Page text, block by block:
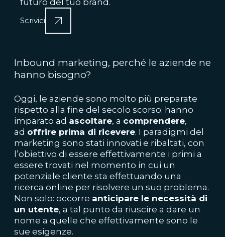
Scrivici
Inbound marketing, perché le aziende ne
hanno bisogno?
Oggi, le aziende sono molto più preparate
rispetto alla fine del secolo scorso: hanno
imparato ad ascoltare, a comprendere,
ad offrire prima di ricevere. I paradigmi del
marketing sono stati innovati e ribaltati, con
l’obiettivo di essere effettivamente i primi a
essere trovati nel momento in cui un
potenziale cliente sta effettuando una
ricerca online per risolvere un suo problema.
Non solo: occorre anticipare le necessità di
un utente, a tal punto da riuscire a dare un
nome a quelle che effettivamente sono le
sue esigenze.